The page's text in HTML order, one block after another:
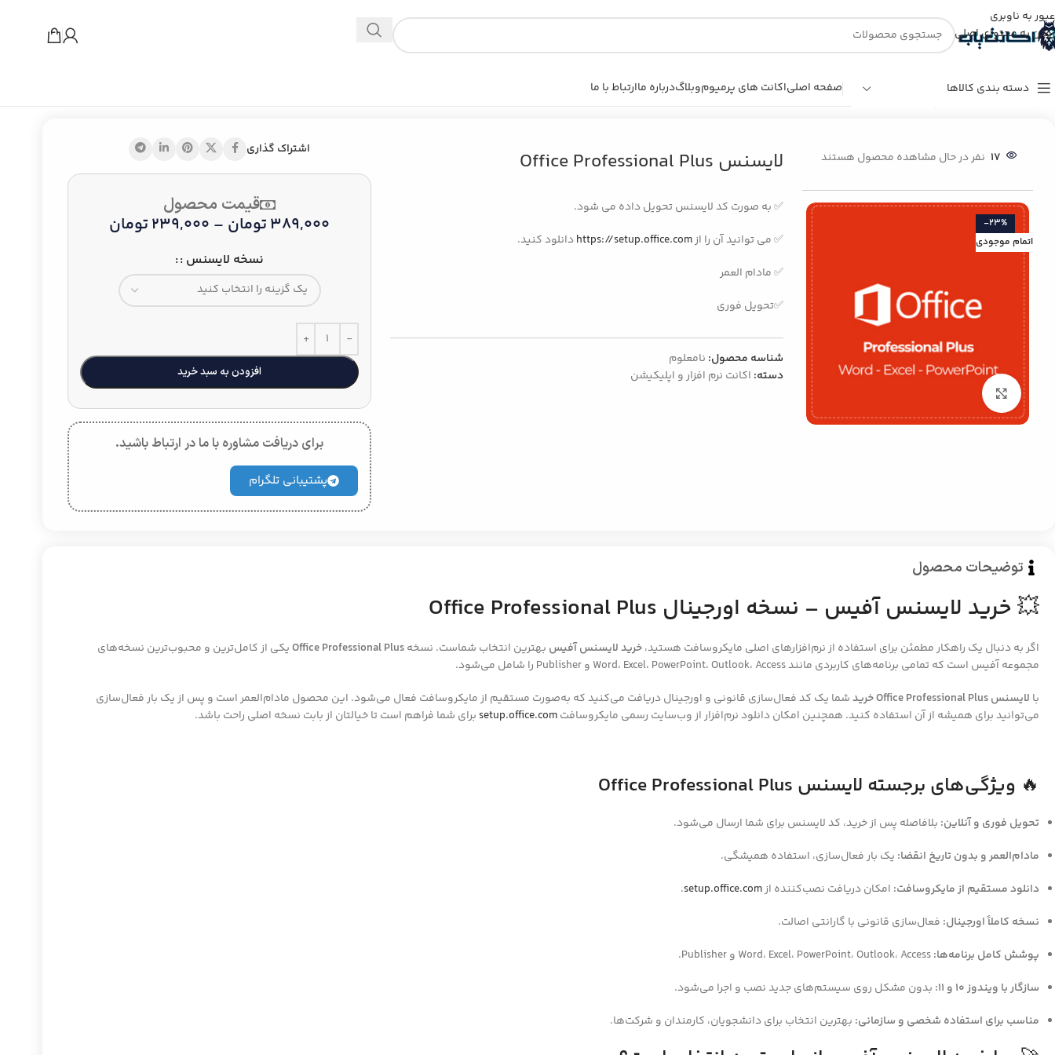
عبور به ناوبری
رفتن به محتوای اصلی
دسته بندی کالاها صفحه اصلیاکانت های پرمیوموبلاگدرباره ماارتباط با ما
17 نفر در حال مشاهده محصول هستند
-23%
اتمام موجودی
لایسنس Office Professional Plus
✅ به صورت کد لایسنس تحویل داده می شود.
✅ می توانید آن را ازhttps://setup.office.comدانلود کنید.
✅ مادام العمر
✅تحویل فوری
شناسه محصول: نامعلوم
دسته: اکانت نرم افزار و اپلیکیشن
اشتراک گذاری
قیمت محصول
389,000تومان –
239,000تومان
نسخه لایسنس :
افزودن به سبد خرید
برای دریافت مشاوره با ما در ارتباط باشید.
پشتیبانی تلگرام
توضیحات محصول
💥خرید لایسنس آفیس – نسخه اورجینال Office Professional Plus
اگر به دنبال یک راهکار مطمئن برای استفاده از نرم‌افزارهای اصلی مایکروسافت هستید،خرید لایسنس آفیس بهترین انتخاب شماست. نسخهOffice Professional Plusیکی از کامل‌ترین و محبوب‌ترین نسخه‌های
مجموعه آفیس است که تمامی برنامه‌های کاربردی مانند Word، Excel، PowerPoint، Outlook، Access و Publisher را شامل می‌شود.
با لایسنس Office Professional Plus خرید
شما یک کد فعال‌سازی قانونی و اورجینال دریافت می‌کنید که به‌صورت مستقیم از مایکروسافت فعال می‌شود. این محصول مادام‌العمر است و پس از یک بار فعال‌سازی
می‌توانید برای همیشه از آن استفاده کنید. همچنین امکان دانلود نرم‌افزار از وب‌سایت رسمی مایکروسافتsetup.office.comبرای شما فراهم است تا خیالتان از بابت نسخه اصلی راحت باشد.
🔥 ویژگی‌های برجسته لایسنس Office Professional Plus
تحویل فوری و آنلاین: بلافاصله پس از خرید، کد لایسنس برای شما ارسال می‌شود.
مادام‌العمر و بدون تاریخ انقضا: یک بار فعال‌سازی، استفاده همیشگی.
دانلود مستقیم از مایکروسافت: امکان دریافت نصب‌کننده ازsetup.office.com
.
نسخه کاملاً اورجینال: فعال‌سازی قانونی با گارانتی اصالت.
پوشش کامل برنامه‌ها:
سازگار با ویندوز 10 و 11:
بدون مشکل روی سیستم‌های جدید نصب و اجرا می‌شود.
مناسب برای استفاده شخصی و سازمانی: بهترین انتخاب برای دانشجویان، کارمندان و شرکت‌ها.